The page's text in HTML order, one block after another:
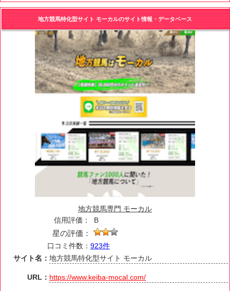
地方競馬特化型サイト モーカルのサイト情報・データベース
地方競馬専門 モーカル
信用評価：
B
星の評価：
口コミ件数： 923件
サイト名：地方競馬特化型サイト モーカル
URL： https://www.keiba-mocal.com/